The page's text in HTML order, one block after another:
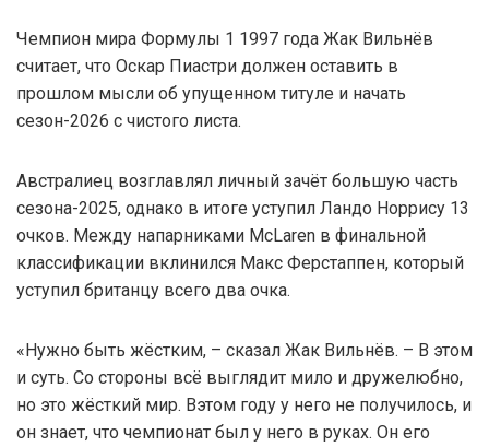
Чемпион мира Формулы 1 1997 года Жак Вильнёв
считает, что Оскар Пиастри должен оставить в
прошлом мысли об упущенном титуле и начать
сезон-2026 с чистого листа.
Австралиец возглавлял личный зачёт большую часть
сезона-2025, однако в итоге уступил Ландо Норрису 13
очков. Между напарниками McLaren в финальной
классификации вклинился Макс Ферстаппен, который
уступил британцу всего два очка.
«Нужно быть жёстким, – сказал Жак Вильнёв. – В этом
и суть. Со стороны всё выглядит мило и дружелюбно,
но это жёсткий мир. Вэтом году у него не получилось, и
он знает, что чемпионат был у него в руках. Он его